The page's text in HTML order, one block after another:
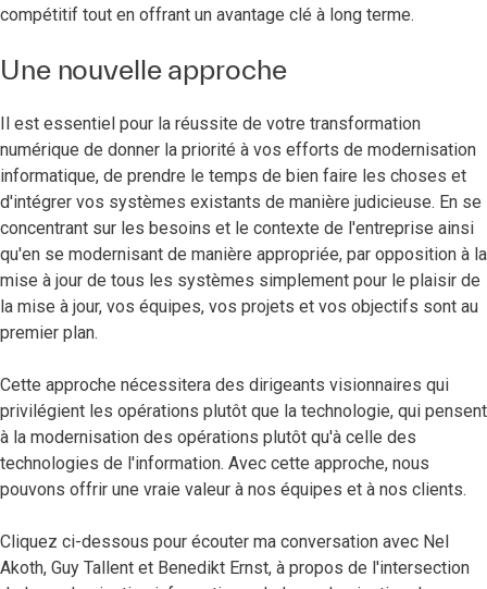
compétitif tout en offrant un avantage clé à long terme.
Une nouvelle approche
Il est essentiel pour la réussite de votre transformation
numérique de donner la priorité à vos efforts de modernisation
informatique, de prendre le temps de bien faire les choses et
d'intégrer vos systèmes existants de manière judicieuse. En se
concentrant sur les besoins et le contexte de l'entreprise ainsi
qu'en se modernisant de manière appropriée, par opposition à la
mise à jour de tous les systèmes simplement pour le plaisir de
la mise à jour, vos équipes, vos projets et vos objectifs sont au
premier plan.
Cette approche nécessitera des dirigeants visionnaires qui
privilégient les opérations plutôt que la technologie, qui pensent
à la modernisation des opérations plutôt qu'à celle des
technologies de l'information. Avec cette approche, nous
pouvons offrir une vraie valeur à nos équipes et à nos clients.
Cliquez ci-dessous pour écouter ma conversation avec Nel
Akoth, Guy Tallent et Benedikt Ernst, à propos de l'intersection